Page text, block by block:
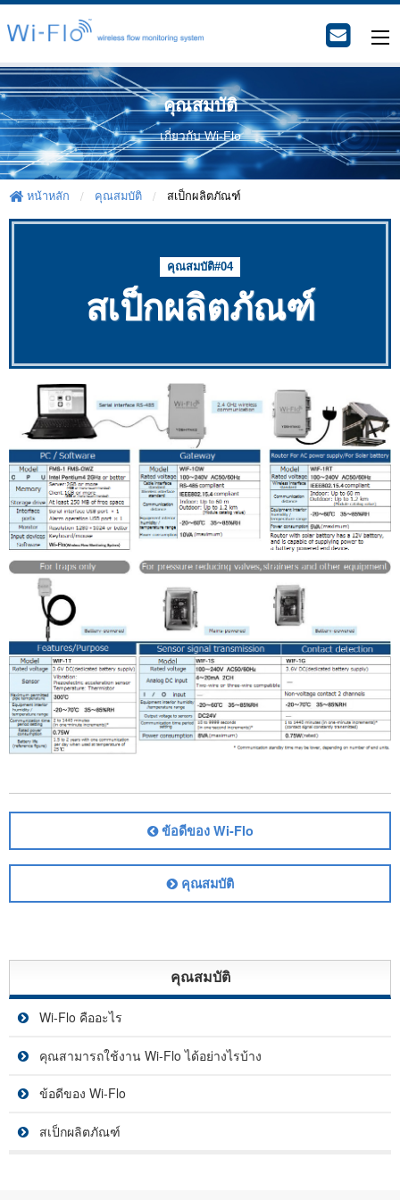
คุณสมบัติ
เกี่ยวกับ Wi-Flo
หน้าหลัก คุณสมบัติ สเป็กผลิตภัณฑ์
คุณสมบัติ#04
สเป็กผลิตภัณฑ์
ข้อดีของ Wi-Flo
คุณสมบัติ
คุณสมบัติ
Wi-Flo คืออะไร
คุณสามารถใช้งาน Wi-Flo ได้อย่างไรบ้าง
ข้อดีของ Wi-Flo
สเป็กผลิตภัณฑ์